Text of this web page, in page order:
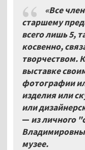
«Все
старшему
всего лишь 5,
косвенно,
творчеством.
выставке
фотографии
изделия или
или
— из личного
Владимировны
музее.